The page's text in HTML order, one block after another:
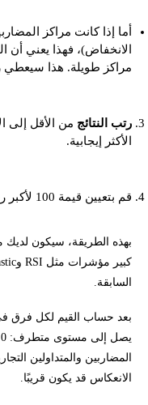
أما إذا كانت مراكز
الانخفاض)، فهذا يعني أن
مراكز طويلة. هذا سيعطي
رتب النتائج من الأقل إلى
الأكثر إيجابية.
قم بتعيين قيمة 100 لأكبر رقم وقيمة 0 لأصغر رقم.
السابقة.
بعد حساب القيم لكل فرق
المضاربين والمتداولين
الانعكاس قد يكون قريبًا.